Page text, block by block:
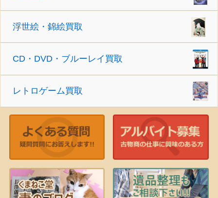
浮世絵・錦絵買取
CD・DVD・ブルーレイ買取
レトロゲーム買取